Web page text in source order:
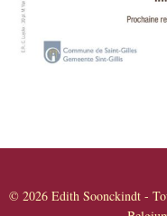
© 2026 Edith Soonckindt